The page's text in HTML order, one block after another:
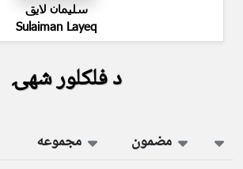
سليمان لايق
Sulaiman Layeq
د فلکلور شهۍ
مضمون مجموعه